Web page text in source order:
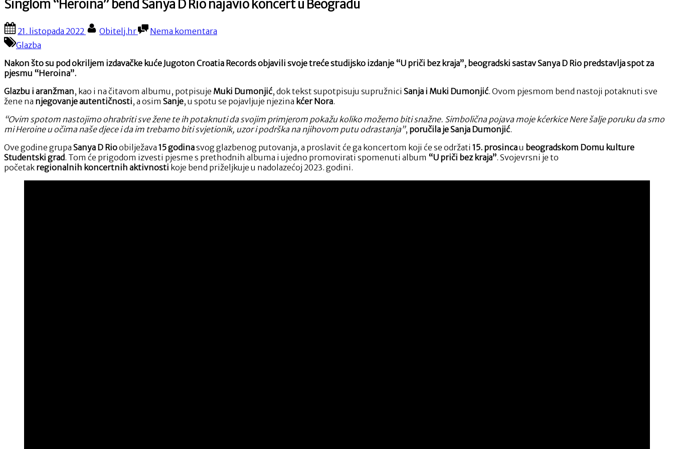
Singlom “Heroina” bend Sanya D Rio najavio koncert u Beogradu
Posted
on
21. listopada 2022 By
Obitelj.hr Nema komentara
Singlom
Sanya
Rio
najavio
koncert
u
Beogradu
Glazba
Nakon što su pod okriljem izdavačke kuće Jugoton Croatia Records objavili svoje treće studijsko izdanje “U priči bez kraja”, beogradski sastav Sanya D Rio predstavlja spot za
pjesmu “Heroina”.
Glazbu i aranžman, kao i na čitavom albumu, potpisuje Muki Dumonjić, dok tekst supotpisuju supružnici Sanja i Muki Dumonjić. Ovom pjesmom bend nastoji potaknuti sve
žene na njegovanje autentičnosti, a osim Sanje, u spotu se pojavljuje njezina kćer Nora.
“Ovim spotom nastojimo ohrabriti sve žene te ih potaknuti da svojim primjerom pokažu koliko možemo biti snažne. Simbolična pojava moje kćerkice Nere šalje poruku da smo
mi Heroine u očima naše djece i da im trebamo biti svjetionik, uzor i podrška na njihovom putu odrastanja”, poručila je Sanja Dumonjić.
Ove godine grupa Sanya D Rioobilježava 15 godinasvog glazbenog putovanja, a proslavit će ga koncertom koji će se održati 15. prosincau beogradskom Domu kulture
Studentski grad. Tom će prigodom izvesti pjesme s prethodnih albuma i ujedno promovirati spomenuti album “U priči bez kraja”. Svojevrsni je to
početak regionalnih koncertnih aktivnosti koje bend priželjkuje u nadolazećoj 2023. godini.